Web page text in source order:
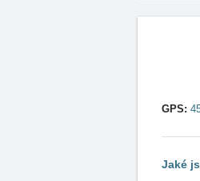
GPS:
Jaké